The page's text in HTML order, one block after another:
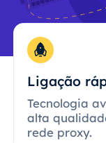
Ligação
Tecnologia
alta
rede proxy.